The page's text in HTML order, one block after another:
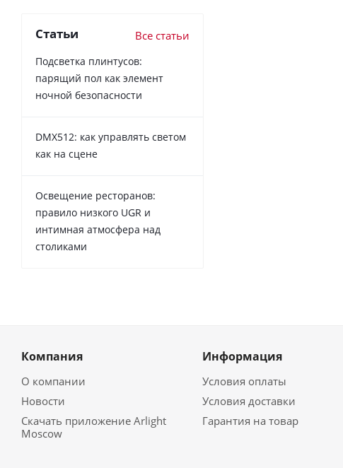
Статьи Все статьи
Подсветка плинтусов:
парящий пол как элемент
ночной безопасности
DMX512: как управлять светом
как на сцене
Освещение ресторанов:
правило низкого UGR и
интимная атмосфера над
столиками
Компания
О компании
Новости
Скачать приложение Arlight
Moscow
Информация
Условия оплаты
Условия доставки
Гарантия на товар